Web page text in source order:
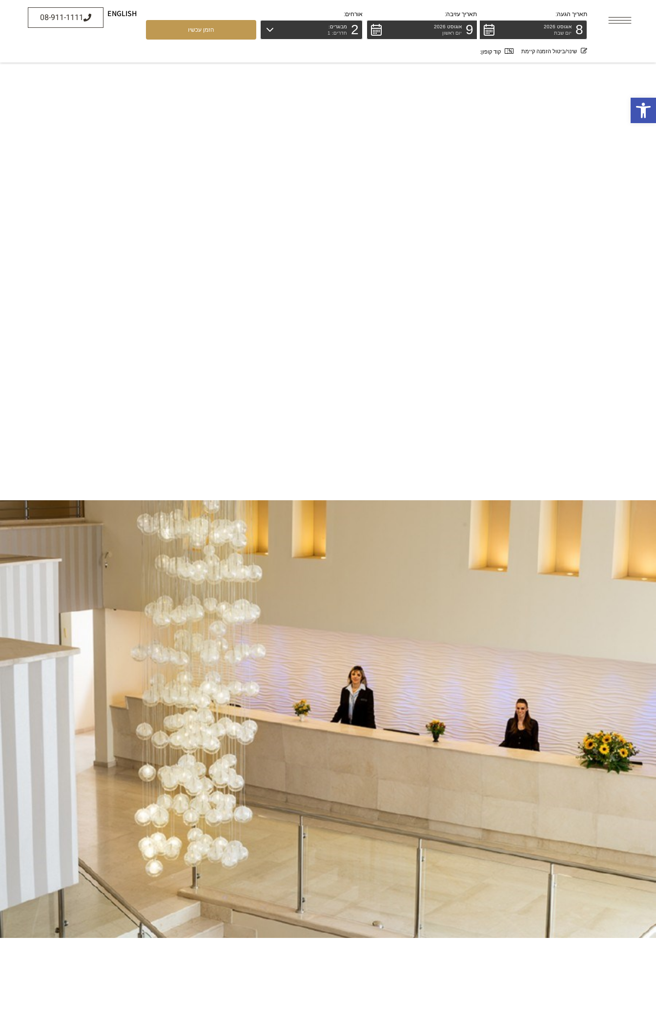
פתח סרגל נגישות
תאריך הגעה:
8
אוגוסט 2026
יום שבת
תאריך עזיבה:
9
אוגוסט 2026
יום ראשון
אורחים:
2
מבוגרים:
חדרים: 1
קוד קופון: שינוי/ביטול הזמנה קיימת
ENGLISH
08-911-1111